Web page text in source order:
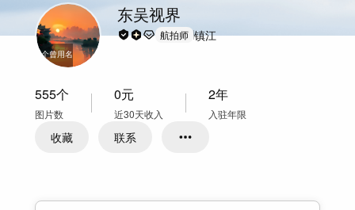
2个曾用名
东吴视界
航拍师 镇江
555个
图片数
0元
近30天收入
2年
入驻年限
收藏 联系